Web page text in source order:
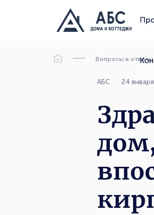
Вопросы и ответы
АБС 24